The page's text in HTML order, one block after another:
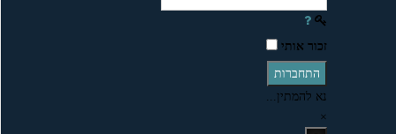
זכור אותי
התחברות
נא להמתין...
×